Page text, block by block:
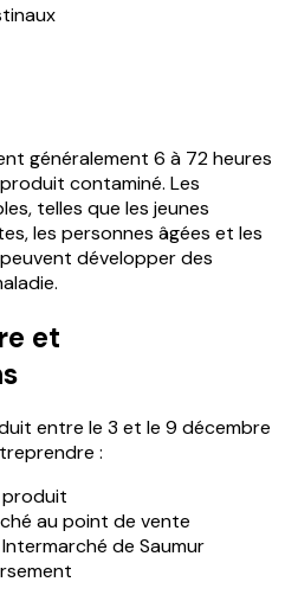
généralement 6 à 72 heures
contaminé. Les
telles que les jeunes
les personnes âgées et les
développer des
et
entre le 3 et le 9 décembre
:
produit
au point de vente
de Saumur